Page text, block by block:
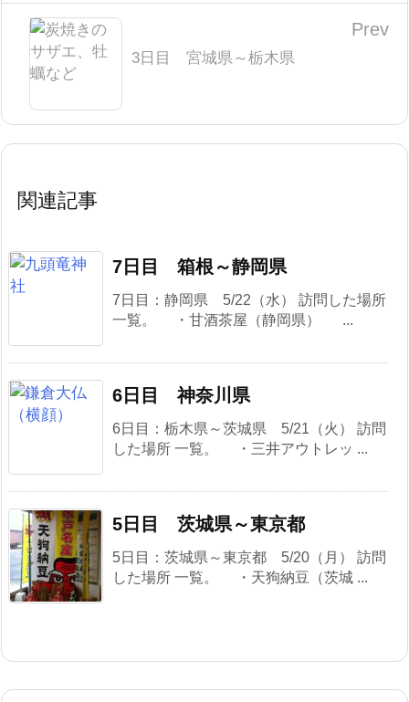
3日目 宮城県～栃木県
Prev
関連記事
7日目 箱根～静岡県
7日目：静岡県 5/22（水） 訪問した場所
一覧。 ・甘酒茶屋（静岡県） ...
6日目 神奈川県
6日目：栃木県～茨城県 5/21（火） 訪問
した場所 一覧。 ・三井アウトレッ ...
5日目 茨城県～東京都
5日目：茨城県～東京都 5/20（月） 訪問
した場所 一覧。 ・天狗納豆（茨城 ...